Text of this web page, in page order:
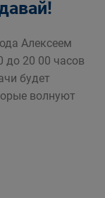
Алексеем
до 20 00 часов
будет
волнуют